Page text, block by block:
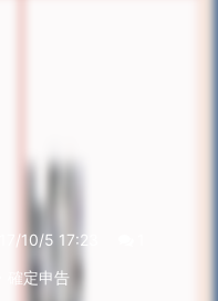
10/5 17:23
確定申告